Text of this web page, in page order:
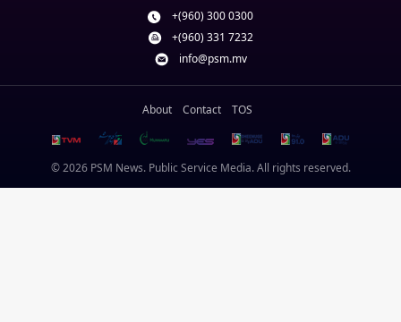
+(960) 300 0300
+(960) 331 7232
info@psm.mv
About Contact TOS
© 2026 PSM News. Public Service Media. All rights reserved.